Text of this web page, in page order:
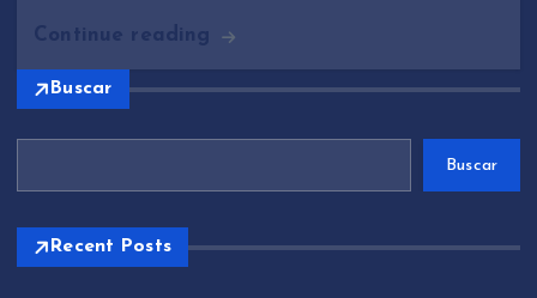
Continue reading
Buscar
Buscar
Recent Posts